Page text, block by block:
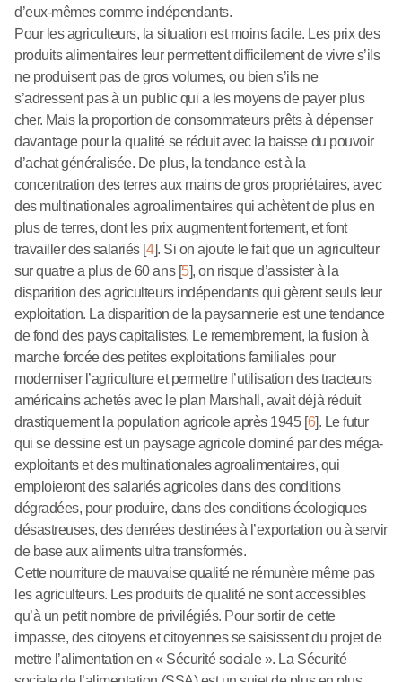
d’eux-mêmes comme indépendants.
Pour les agriculteurs, la situation est moins facile. Les prix des
produits alimentaires leur permettent difficilement de vivre s’ils
ne produisent pas de gros volumes, ou bien s’ils ne
s’adressent pas à un public qui a les moyens de payer plus
cher. Mais la proportion de consommateurs prêts à dépenser
davantage pour la qualité se réduit avec la baisse du pouvoir
d’achat généralisée. De plus, la tendance est à la
concentration des terres aux mains de gros propriétaires, avec
des multinationales agroalimentaires qui achètent de plus en
plus de terres, dont les prix augmentent fortement, et font
travailler des salariés[4]. Si on ajoute le fait que un agriculteur
sur quatre a plus de 60 ans[5], on risque d’assister à la
disparition des agriculteurs indépendants qui gèrent seuls leur
exploitation. La disparition de la paysannerie est une tendance
de fond des pays capitalistes. Le remembrement, la fusion à
marche forcée des petites exploitations familiales pour
moderniser l’agriculture et permettre l’utilisation des tracteurs
américains achetés avec le plan Marshall, avait déjà réduit
drastiquement la population agricole après 1945[6]. Le futur
qui se dessine est un paysage agricole dominé par des méga-
exploitants et des multinationales agroalimentaires, qui
emploieront des salariés agricoles dans des conditions
dégradées, pour produire, dans des conditions écologiques
désastreuses, des denrées destinées à l’exportation ou à servir
de base aux aliments ultra transformés.
Cette nourriture de mauvaise qualité ne rémunère même pas
les agriculteurs. Les produits de qualité ne sont accessibles
qu’à un petit nombre de privilégiés. Pour sortir de cette
impasse, des citoyens et citoyennes se saisissent du projet de
mettre l’alimentation en « Sécurité sociale ». La Sécurité